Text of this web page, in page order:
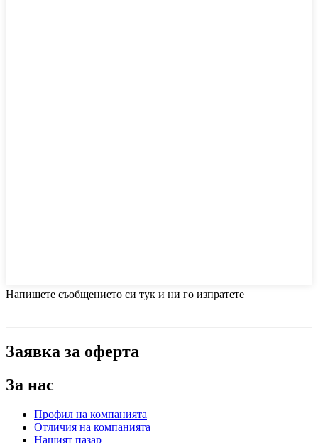
Напишете съобщението си тук и ни го изпратете
Заявка за оферта
За нас
Профил на компанията
Отличия на компанията
Нашият пазар